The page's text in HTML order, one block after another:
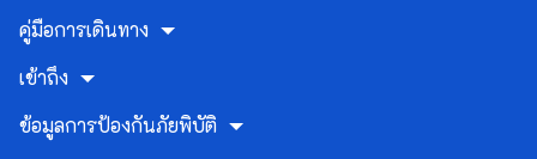
คู่มือการเดินทาง
เข้าถึง
ข้อมูลการป้องกันภัยพิบัติ